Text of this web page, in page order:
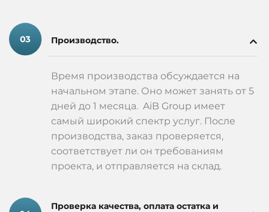
Производство.
Время производства обсуждается на
начальном этапе. Оно может занять от 5
дней до 1 месяца. AiB Group имеет
самый широкий спектр услуг. После
производства, заказ проверяется,
соответствует ли он требованиям
проекта, и отправляется на склад.
Проверка качества, оплата остатка и